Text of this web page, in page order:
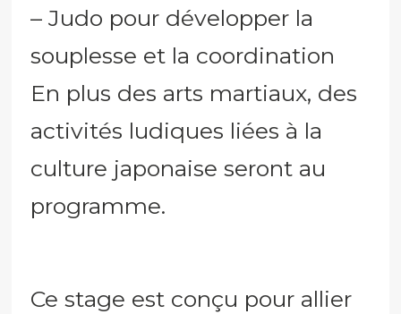
– Judo pour développer la
souplesse et la coordination
En plus des arts martiaux, des
activités ludiques liées à la
culture japonaise seront au
programme.
Ce stage est conçu pour allier